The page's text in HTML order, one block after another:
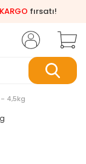
fırsatı!
- 4,5kg